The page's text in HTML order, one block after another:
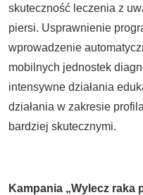
skuteczność leczenia z
piersi. Usprawnienie
wprowadzenie
mobilnych jednostek
intensywne działania
działania w zakresie
bardziej skutecznymi.
Kampania „Wylecz raka